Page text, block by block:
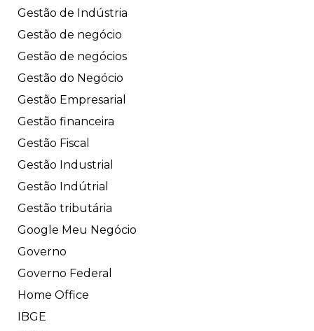
Gestão de Indústria
Gestão de negócio
Gestão de negócios
Gestão do Negócio
Gestão Empresarial
Gestão financeira
Gestão Fiscal
Gestão Industrial
Gestão Indútrial
Gestão tributária
Google Meu Negócio
Governo
Governo Federal
Home Office
IBGE